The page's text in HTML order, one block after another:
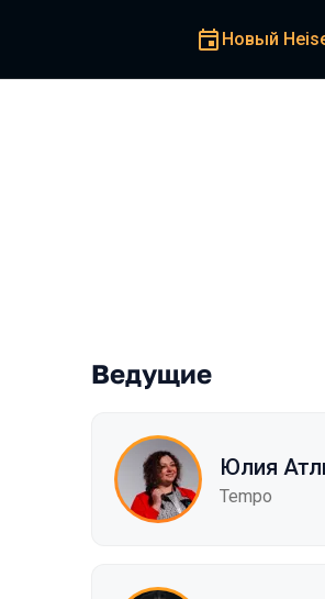
Новый
Autumn
Ведущие
Юлия
Tempo